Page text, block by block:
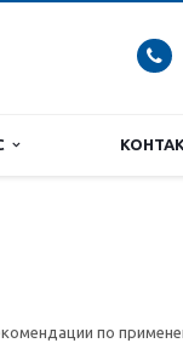
по